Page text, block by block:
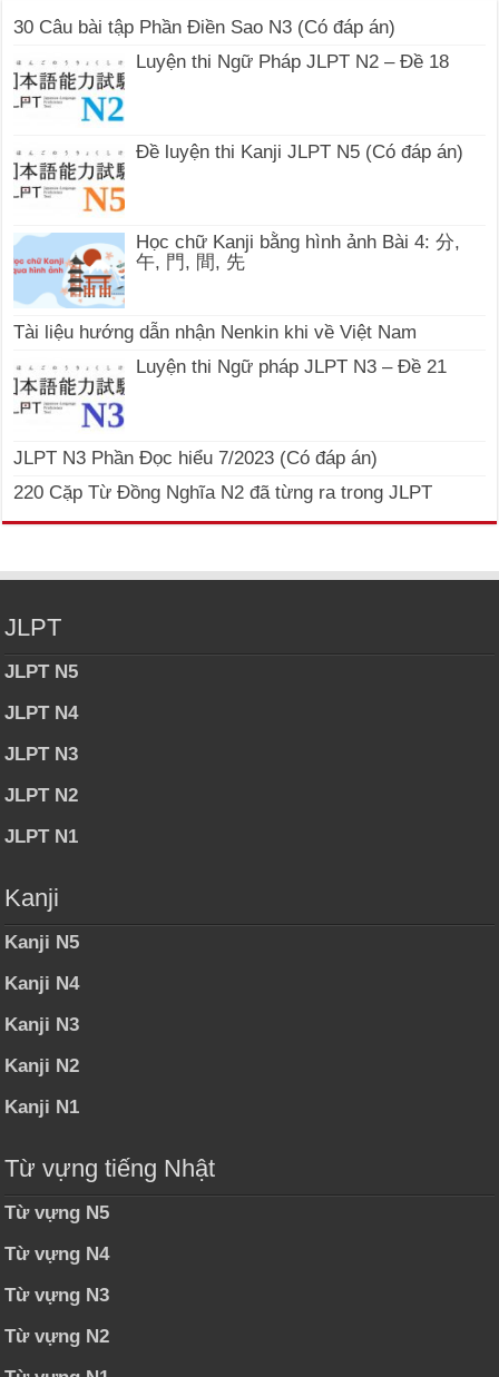
30 Câu bài tập Phần Điền Sao N3 (Có đáp án)
Luyện thi Ngữ Pháp JLPT N2 – Đề 18
Đề luyện thi Kanji JLPT N5 (Có đáp án)
Học chữ Kanji bằng hình ảnh Bài 4: 分,
午, 門, 間, 先
Tài liệu hướng dẫn nhận Nenkin khi về Việt Nam
Luyện thi Ngữ pháp JLPT N3 – Đề 21
JLPT N3 Phần Đọc hiểu 7/2023 (Có đáp án)
220 Cặp Từ Đồng Nghĩa N2 đã từng ra trong JLPT
JLPT
JLPT N5
JLPT N4
JLPT N3
JLPT N2
JLPT N1
Kanji
Kanji N5
Kanji N4
Kanji N3
Kanji N2
Kanji N1
Từ vựng tiếng Nhật
Từ vựng N5
Từ vựng N4
Từ vựng N3
Từ vựng N2